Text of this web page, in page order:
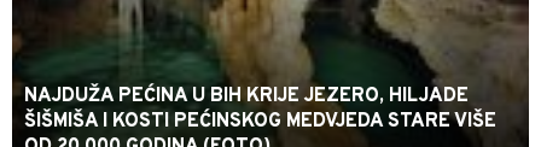
NAJDUŽA PEĆINA U BIH KRIJE JEZERO, HILJADE
ŠIŠMIŠA I KOSTI PEĆINSKOG MEDVJEDA STARE VIŠE